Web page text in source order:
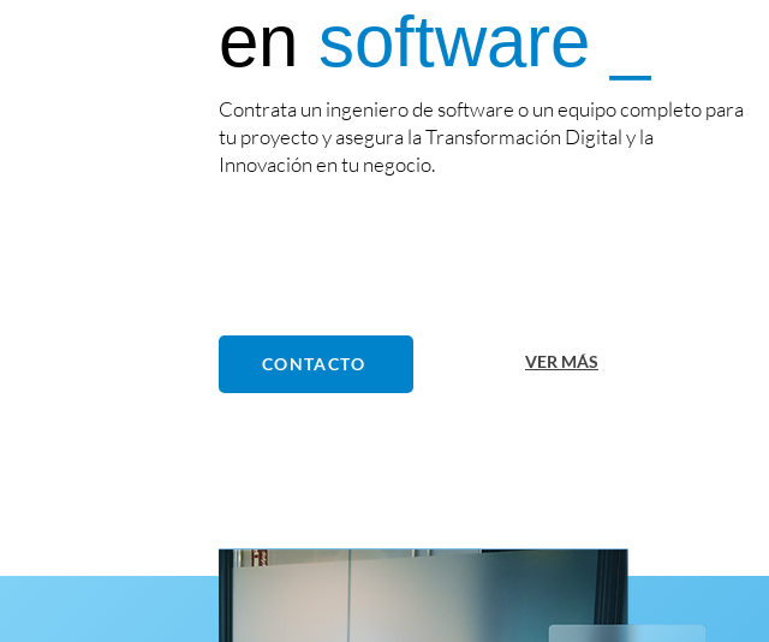
en software _
Contrata un ingeniero de software o un equipo completo para
tu proyectoy asegura la Transformación Digital y la
Innovación en tu negocio.
CONTACTO VER MÁS